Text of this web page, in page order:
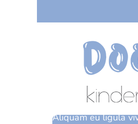
Aliquam eu ligula